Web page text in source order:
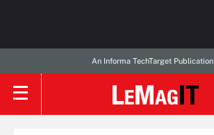
An Informa TechTarget Publication